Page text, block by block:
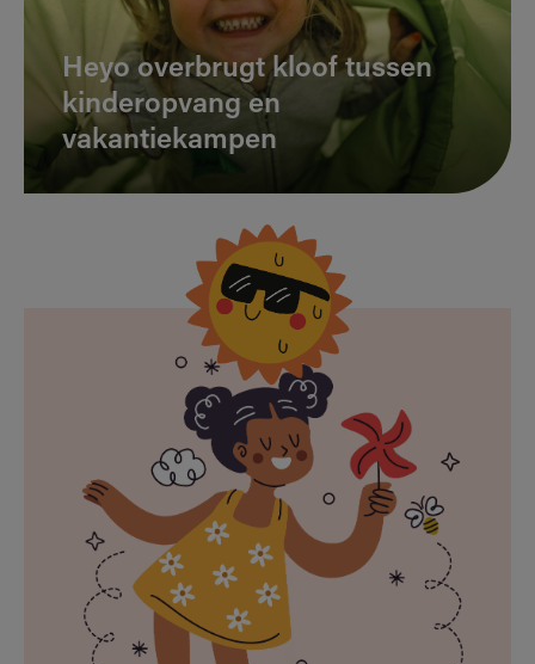
Heyo overbrugt kloof tussen
kinderopvang en
vakantiekampen